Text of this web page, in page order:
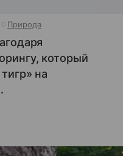
Природа
который
на